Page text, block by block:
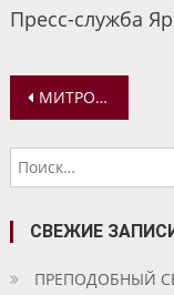
Пресс-служба
Навигация
по
записям
МИТРОПОЛИТ ВАДИМ ПОСЕТИЛ ХРАМЫ В С. ДАВЫДОВО И С. СПАС-НА-ИТИ
СВЕЖИЕ
ПРЕПОДОБНЫЙ